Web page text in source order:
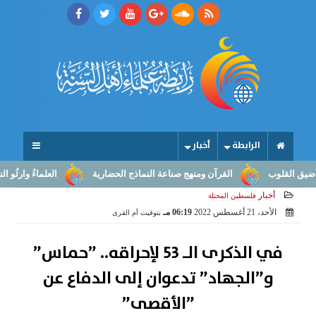
الرابطة أخبار
العلماءُ وارثُو القرآن ومنهج صناعة النماذج الحضارية
أخبار فلسطين المحتلة
الأحد، 21 أغسطس 2022 06:19 مـ بتوقيت أم القرى
في الذكرى الـ 53 لإحراقه.. ”حماس”
و”الجهاد” تدعوان إلى الدفاع عن
”الأقصى”